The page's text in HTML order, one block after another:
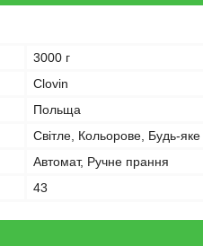
3000 г
Clovin
Польща
Світле, Кольорове, Будь-яке
Автомат, Ручне прання
43